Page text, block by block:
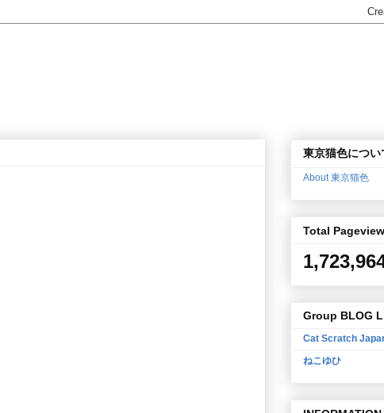
東京猫色につい
About 東京猫色
Total
Group BLOG
Cat Scratch
ねこゆひ